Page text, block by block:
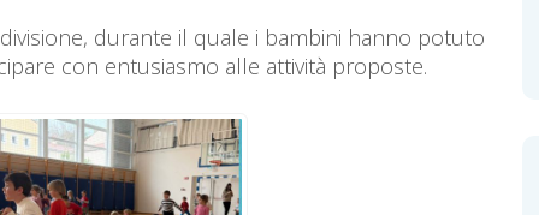
durante il quale i bambini hanno potuto
con entusiasmo alle attività proposte.